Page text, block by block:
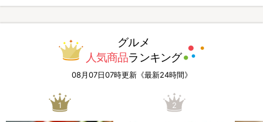
グルメ
人気商品ランキング
08月07日07時更新《最新24時間》
1 2